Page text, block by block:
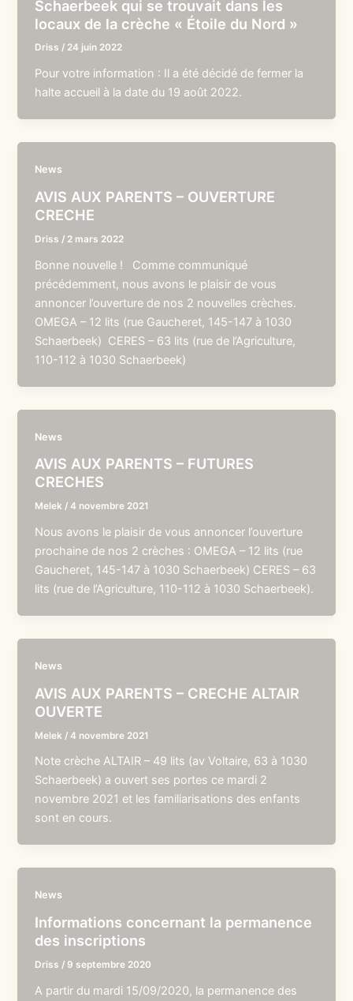
Schaerbeek qui se trouvait dans les
locaux de la crèche « Étoile du Nord »
Driss / 24 juin 2022
Pour votre information : Il a été décidé de fermer la
halte accueil à la date du 19 août 2022.
News
AVIS AUX PARENTS – OUVERTURE
CRECHE
Driss / 2 mars 2022
Bonne nouvelle ! Comme communiqué
précédemment, nous avons le plaisir de vous
annoncer l’ouverture de nos 2 nouvelles crèches.
OMEGA – 12 lits (rue Gaucheret, 145-147 à 1030
Schaerbeek) CERES – 63 lits (rue de l’Agriculture,
110-112 à 1030 Schaerbeek)
News
AVIS AUX PARENTS – FUTURES
CRECHES
Melek /4 novembre 2021
Nous avons le plaisir de vous annoncer l’ouverture
prochaine de nos 2 crèches : OMEGA – 12 lits (rue
Gaucheret, 145-147 à 1030 Schaerbeek) CERES – 63
lits (rue de l’Agriculture, 110-112 à 1030 Schaerbeek).
News
AVIS AUX PARENTS – CRECHE ALTAIR
OUVERTE
Melek /4 novembre 2021
Note crèche ALTAIR – 49 lits (av Voltaire, 63 à 1030
Schaerbeek) a ouvert ses portes ce mardi 2
novembre 2021 et les familiarisations des enfants
sont en cours.
News
Informations concernant la permanence
des inscriptions
Driss / 9 septembre 2020
A partir du mardi 15/09/2020, la permanence des